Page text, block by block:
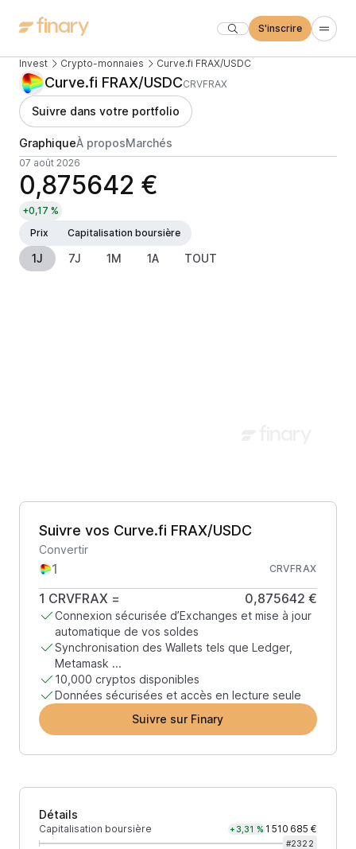
S'inscrire
Invest Crypto-monnaies Curve.fi FRAX/USDC
Curve.fi FRAX/USDCCRVFRAX
Suivre dans votre portfolio
GraphiqueÀ proposMarchés
07 août 2026
0,875642 €
+0,17 %
Prix
Capitalisation boursière
1J 7J 1M 1A TOUT
Suivre vos Curve.fi FRAX/USDC
Convertir
CRVFRAX
1 CRVFRAX = 0,875642 €
Connexion sécurisée d’Exchanges et mise à jour
automatique de vos soldes
Synchronisation des Wallets tels que Ledger,
Metamask ...
10,000 cryptos disponibles
Données sécurisées et accès en lecture seule
Suivre sur Finary
Détails
Capitalisation boursière +3,31 % 1 510 685 €
#2322